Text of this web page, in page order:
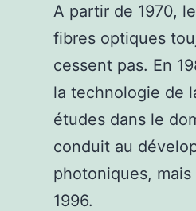
A partir de 1970,
fibres optiques
cessent pas. En
la technologie de
études dans le
conduit au
photoniques, mais
1996.